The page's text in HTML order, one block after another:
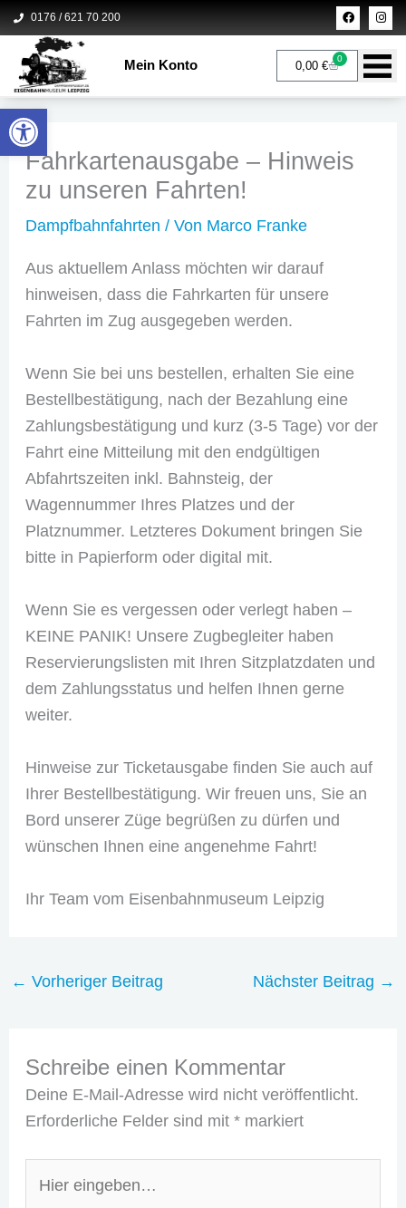
Zum
Inhalt
springen
0176 / 621 70 200
F
a
c
b
o
I
n
s
a
g
r
Mein Konto 0,00€ 0
Warenkorb
Fahrkartenausgabe – Hinweis
zu unseren Fahrten!
Dampfbahnfahrten / Von Marco Franke
Aus aktuellem Anlass möchten wir darauf
hinweisen, dass die Fahrkarten für unsere
Fahrten im Zug ausgegeben werden.
Wenn Sie bei uns bestellen, erhalten Sie eine
Bestellbestätigung, nach der Bezahlung eine
Zahlungsbestätigung und kurz (3-5 Tage) vor der
Fahrt eine Mitteilung mit den endgültigen
Abfahrtszeiten inkl. Bahnsteig, der
Wagennummer Ihres Platzes und der
Platznummer. Letzteres Dokument bringen Sie
bitte in Papierform oder digital mit.
Wenn Sie es vergessen oder verlegt haben –
KEINE PANIK! Unsere Zugbegleiter haben
Reservierungslisten mit Ihren Sitzplatzdaten und
dem Zahlungsstatus und helfen Ihnen gerne
weiter.
Hinweise zur Ticketausgabe finden Sie auch auf
Ihrer Bestellbestätigung. Wir freuen uns, Sie an
Bord unserer Züge begrüßen zu dürfen und
wünschen Ihnen eine angenehme Fahrt!
Ihr Team vom Eisenbahnmuseum Leipzig
← Vorheriger Beitrag Nächster Beitrag →
Schreibe einen Kommentar
Deine E-Mail-Adresse wird nicht veröffentlicht.
Erforderliche Felder sind mit* markiert
eingeben…
Werkzeugleiste öffnen